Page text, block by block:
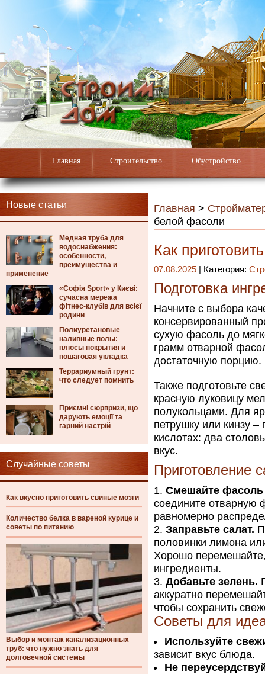
Главная Строительство Обустройство
Новые статьи
Медная труба для
водоснабжения:
особенности,
преимущества и
применение
«Софія Sport» у Києві:
сучасна мережа
фітнес-клубів для всієї
родини
Полиуретановые
наливные полы:
плюсы покрытия и
пошаговая укладка
Террариумный грунт:
что следует помнить
Приємні сюрпризи, що
дарують емоції та
гарний настрій
Случайные советы
Как вкусно приготовить свиные мозги
Количество белка в вареной курице и
советы по питанию
Выбор и монтаж канализационных
труб: что нужно знать для
долговечной системы
Главная >
белой фасоли
Как
07.08.2025 | Категория:
Подготовка
Начните с выбора
консервированный
сухую фасоль до
грамм отварной
достаточную порцию.
Также подготовьте
красную луковицу
полукольцами. Для
петрушку или кинзу
кислотах: два
вкус.
Приготовление
Смешайте
соедините отварную
равномерно
Заправьте салат.
половинки лимона
Хорошо
ингредиенты.
Добавьте зелень.
аккуратно
чтобы сохранить
Советы для
Используйте
зависит вкус блюда.
Не